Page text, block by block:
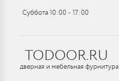
Суббота 10:00 ‑ 17:00
TODOOR.RU
дверная и мебельная фурнитура